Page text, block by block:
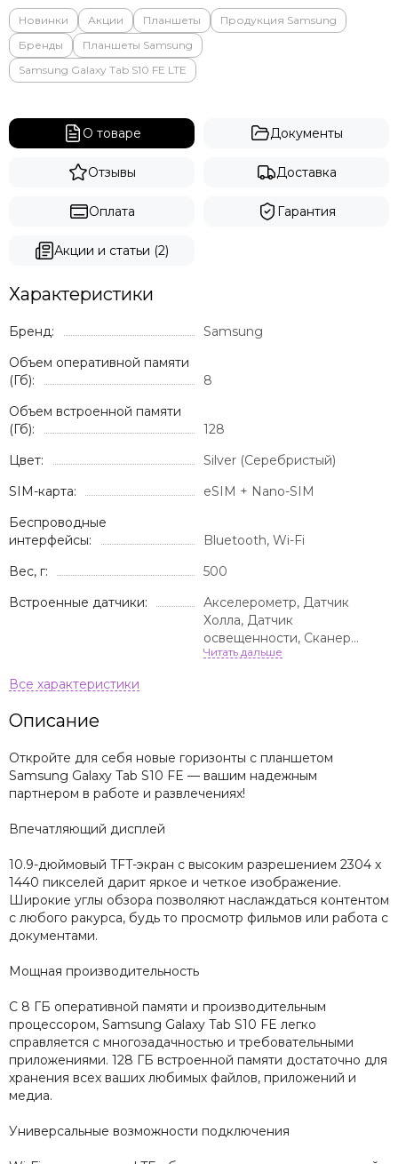
Новинки Акции Планшеты
Продукция Samsung
Бренды
Планшеты Samsung
Samsung Galaxy Tab S10 FE LTE
О товаре Документы
Отзывы Доставка
Оплата Гарантия
Акции и статьи (2)
Характеристики
Бренд:
Samsung
Объем оперативной памяти
(Гб):
8
Объем встроенной памяти
(Гб):
128
Цвет:
Silver (Серебристый)
SIM-карта:
eSIM + Nano-SIM
Беспроводные
интерфейсы:
Bluetooth, Wi-Fi
Вес, г:
500
Встроенные датчики:
Акселерометр, Датчик
Холла, Датчик
освещенности, Сканер
отпечатка пальца
Описание
Откройте для себя новые горизонты с планшетом
Samsung Galaxy Tab S10 FE — вашим надежным
партнером в работе и развлечениях!
Впечатляющий дисплей
10.9-дюймовый TFT-экран с высоким разрешением 2304 x
1440 пикселей дарит яркое и четкое изображение.
Широкие углы обзора позволяют наслаждаться контентом
с любого ракурса, будь то просмотр фильмов или работа с
документами.
Мощная производительность
С 8 ГБ оперативной памяти и производительным
процессором, Samsung Galaxy Tab S10 FE легко
справляется с многозадачностью и требовательными
приложениями. 128 ГБ встроенной памяти достаточно для
хранения всех ваших любимых файлов, приложений и
медиа.
Универсальные возможности подключения